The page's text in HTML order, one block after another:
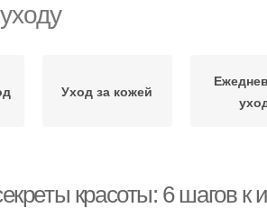
Уход за кожей
красоты: 6 шагов